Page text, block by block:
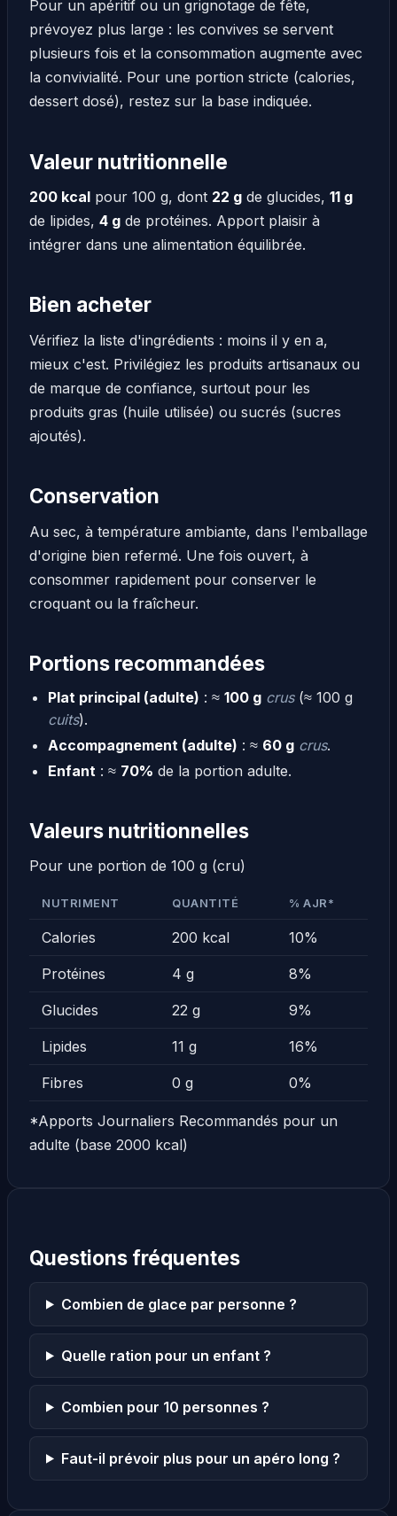
Pour un apéritif ou un grignotage de fête,
prévoyez plus large : les convives se servent
plusieurs fois et la consommation augmente avec
la convivialité. Pour une portion stricte (calories,
dessert dosé), restez sur la base indiquée.
Valeur nutritionnelle
200 kcal pour 100 g, dont 22 g de glucides, 11 g
de lipides, 4 g de protéines. Apport plaisir à
intégrer dans une alimentation équilibrée.
Bien acheter
Vérifiez la liste d'ingrédients : moins il y en a,
mieux c'est. Privilégiez les produits artisanaux ou
de marque de confiance, surtout pour les
produits gras (huile utilisée) ou sucrés (sucres
ajoutés).
Conservation
Au sec, à température ambiante, dans l'emballage
d'origine bien refermé. Une fois ouvert, à
consommer rapidement pour conserver le
croquant ou la fraîcheur.
Portions recommandées
Plat principal (adulte) : ≈ 100 g crus(≈ 100 g
cuits).
Accompagnement (adulte) : ≈ 60 g crus.
Enfant: ≈ 70% de la portion adulte.
Valeurs nutritionnelles
Pour une portion de 100 g (cru)
NUTRIMENT QUANTITÉ % AJR*
Calories 200 kcal 10%
Protéines 4 g 8%
Glucides 22 g 9%
Lipides 11 g 16%
Fibres 0 g 0%
*Apports Journaliers Recommandés pour un
adulte (base 2000 kcal)
Questions fréquentes
Combien de glace par personne ?
Quelle ration pour un enfant ?
Combien pour 10 personnes ?
Faut-il prévoir plus pour un apéro long ?